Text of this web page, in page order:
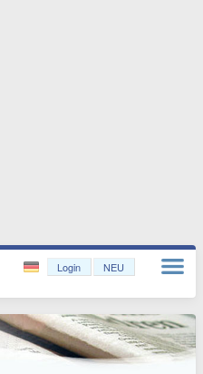
Login NEU